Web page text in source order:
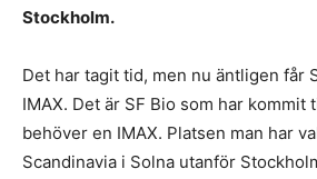
Stockholm.
Det har tagit tid, men nu äntligen får
IMAX. Det är SF Bio som har
behöver en IMAX. Platsen man har
Scandinavia i Solna utanför